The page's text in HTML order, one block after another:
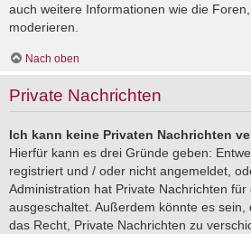
auch weitere Informationen wie die
moderieren.
Nach oben
Private Nachrichten
Ich kann keine Privaten Nachrichten
Hierfür kann es drei Gründe geben:
registriert und / oder nicht angemeldet,
Administration hat Private Nachrichten
ausgeschaltet. Außerdem könnte es sein,
das Recht, Private Nachrichten zu